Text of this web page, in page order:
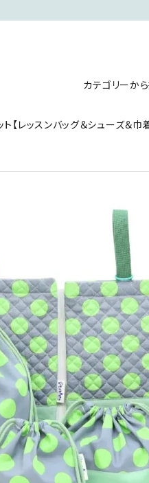
カテゴリーか
【レッスンバッグ＆シューズ＆巾着